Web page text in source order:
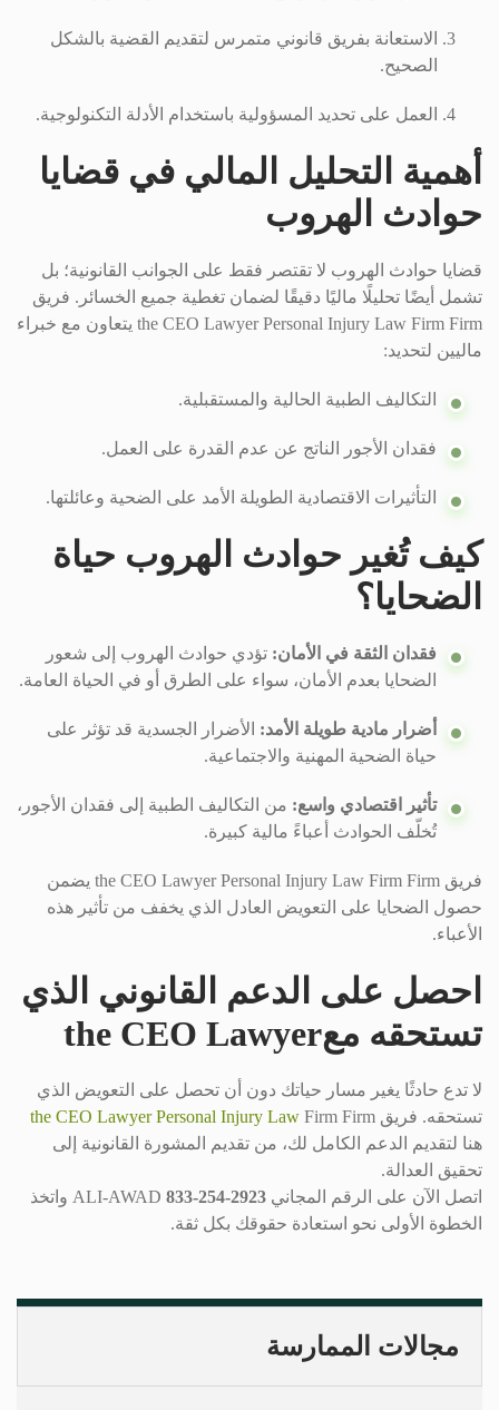
الاستعانة بفريق قانوني متمرس لتقديم القضية بالشكل
الصحيح.
العمل على تحديد المسؤولية باستخدام الأدلة التكنولوجية.
أهمية التحليل المالي في قضايا
حوادث الهروب
قضايا حوادث الهروب لا تقتصر فقط على الجوانب القانونية؛ بل
تشمل أيضًا تحليلًا ماليًا دقيقًا لضمان تغطية جميع الخسائر. فريق
the CEO Lawyer Personal Injury Law Firm Firm يتعاون مع خبراء
ماليين لتحديد:
التكاليف الطبية الحالية والمستقبلية.
فقدان الأجور الناتج عن عدم القدرة على العمل.
التأثيرات الاقتصادية الطويلة الأمد على الضحية وعائلتها.
كيف تُغير حوادث الهروب حياة
الضحايا؟
فقدان الثقة في الأمان: تؤدي حوادث الهروب إلى شعور
الضحايا بعدم الأمان، سواء على الطرق أو في الحياة العامة.
أضرار مادية طويلة الأمد: الأضرار الجسدية قد تؤثر على
حياة الضحية المهنية والاجتماعية.
تأثير اقتصادي واسع: من التكاليف الطبية إلى فقدان الأجور،
تُخلّف الحوادث أعباءً مالية كبيرة.
فريق the CEO Lawyer Personal Injury Law Firm Firm يضمن
حصول الضحايا على التعويض العادل الذي يخفف من تأثير هذه
الأعباء.
احصل على الدعم القانوني الذي
تستحقه معthe CEO Lawyer
لا تدع حادثًا يغير مسار حياتك دون أن تحصل على التعويض الذي
تستحقه. فريق
the CEO Lawyer Personal Injury Law Firm Firm
هنا لتقديم الدعم الكامل لك، من تقديم المشورة القانونية إلى
تحقيق العدالة.
اتصل الآن على الرقم المجاني ALI-AWAD 833-254-2923
واتخذ
الخطوة الأولى نحو استعادة حقوقك بكل ثقة.
مجالات الممارسة